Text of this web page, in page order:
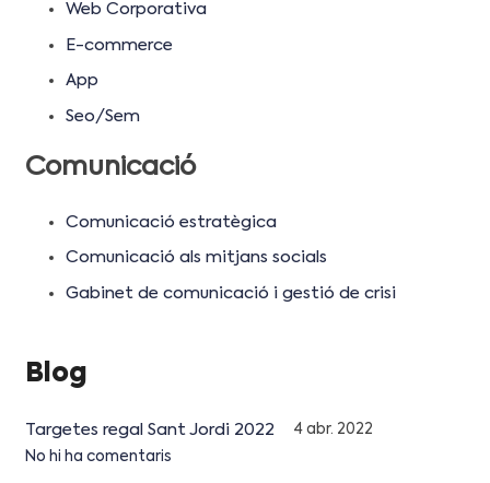
Web Corporativa
E-commerce
App
Seo/Sem
Comunicació
Comunicació estratègica
Comunicació als mitjans socials
Gabinet de comunicació i gestió de crisi
Blog
Targetes regal Sant Jordi 2022
4 abr. 2022
No hi ha comentaris